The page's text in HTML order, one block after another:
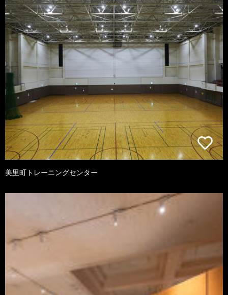
美里町トレーニングセンター